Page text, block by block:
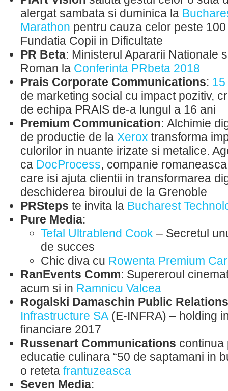
alergat sambata si duminica la
Marathon pentru cauza celor peste
Fundatia Copii in Dificultate
PR Beta: Ministerul Apararii Nationale
Roman la Conferinta PRbeta 2018
Prais Corporate Communications:
de marketing social cu impact pozitiv,
de echipa PRAIS de-a lungul a 16 ani
Premium Communication: Alchimie
de productie de la Xerox transforma
culorilor in nuante irizate si metalice.
ca DocProcess, companie
care isi ajuta clientii in transformarea
deschiderea biroului de la Grenoble
PRSteps te invita la Bucharest
Pure Media:
Tefal Ultrablend Cook – Secretul
de succes
Chic diva cu Rowenta Premium
RanEvents Comm: Supereroul
acum si in Ramnicu Valcea
Rogalski Damaschin Public Relations
Infrastructure SA (E-INFRA) – holding
financiare 2017
Russenart Communications continua
educatie culinara “50 de saptamani in
o reteta frantuzeasca
Seven Media: